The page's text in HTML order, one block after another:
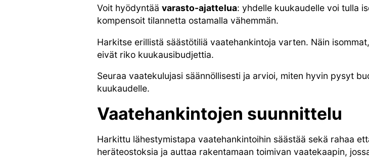
Voit hyödyntää varasto-ajattelua: yhdelle kuukaudelle voi tulla
kompensoit tilannetta ostamalla vähemmän.
Harkitse erillistä säästötiliä vaatehankintoja varten. Näin
eivät riko kuukausibudjettia.
Seuraa vaatekulujasi säännöllisesti ja arvioi, miten hyvin pysyt
kuukaudelle.
Vaatehankintojen suunnittelu
Harkittu lähestymistapa vaatehankintoihin säästää sekä rahaa
heräteostoksia ja auttaa rakentamaan toimivan vaatekaapin,